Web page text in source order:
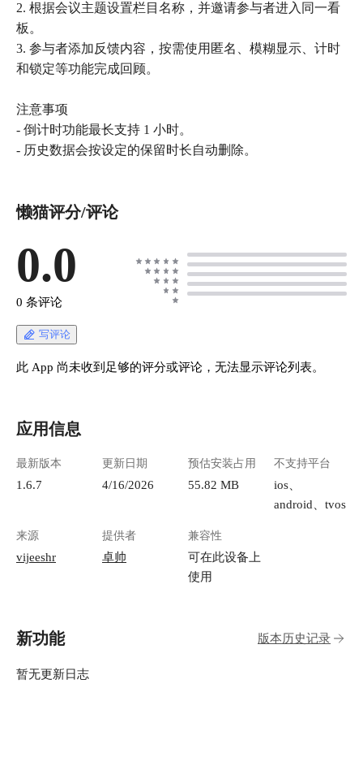
2. 根据会议主题设置栏目名称，并邀请参与者进入同一看
板。
3. 参与者添加反馈内容，按需使用匿名、模糊显示、计时
和锁定等功能完成回顾。
注意事项
- 倒计时功能最长支持 1 小时。
懒猫评分/评论
0.0
0 条评论
写评论
此 App 尚未收到足够的评分或评论，无法显示评论列表。
应用信息
最新版本
1.6.7
更新日期
4/16/2026
预估安装占用
55.82 MB
不支持平台
ios、
android、tvos
来源
vijeeshr
提供者
卓帅
兼容性
可在此设备上
使用
新功能 版本历史记录
暂无更新日志